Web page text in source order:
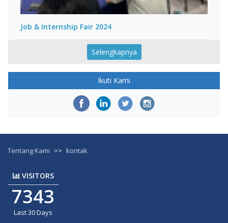
Job & Internship Fair 2024
Selengkapnya
Ikuti Kami
Tentang Kami >> kontak
VISITORS
7343
Last 30 Days